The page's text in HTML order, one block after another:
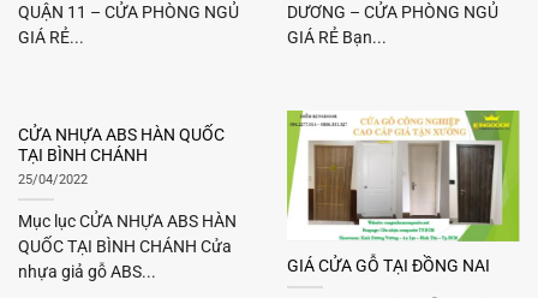
QUẬN 11 – CỬA PHÒNG NGỦ
GIÁ RẺ...
DƯƠNG – CỬA PHÒNG NGỦ
GIÁ RẺ Bạn...
CỬA NHỰA ABS HÀN QUỐC
TẠI BÌNH CHÁNH
25/04/2022
Mục lục CỬA NHỰA ABS HÀN
QUỐC TẠI BÌNH CHÁNH Cửa
nhựa giả gỗ ABS...
GIÁ CỬA GỖ TẠI ĐỒNG NAI